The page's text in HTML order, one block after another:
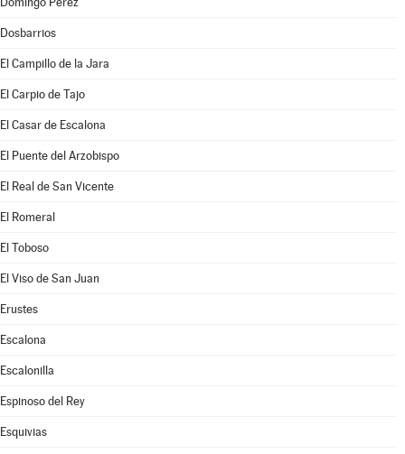
Dosbarrios
El Campillo de la Jara
El Carpio de Tajo
El Casar de Escalona
El Puente del Arzobispo
El Real de San Vicente
El Romeral
El Toboso
El Viso de San Juan
Erustes
Escalona
Escalonilla
Espinoso del Rey
Esquivias